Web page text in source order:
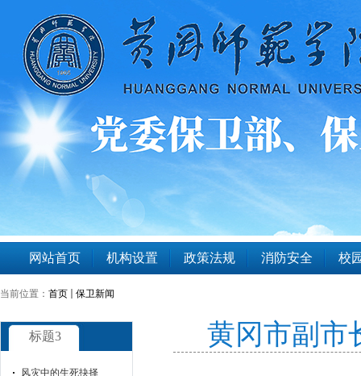
网站首页 机构设置 政策法规 消防安全 校
当前位置： 首页 保卫新闻
标题3 黄冈市副市